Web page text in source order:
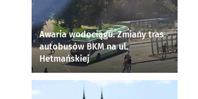
Awaria wodociągu. Zmiany tras
autobusów BKM na ul.
Hetmańskiej